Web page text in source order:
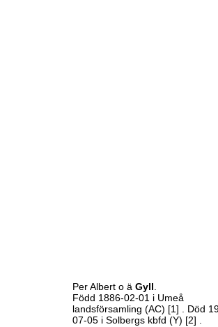
Per Albert o ä Gyll
Född 1886-02-01 i Umeå
landsförsamling (AC) [1]
. Död
07-05 i Solbergs kbfd (Y) [2]